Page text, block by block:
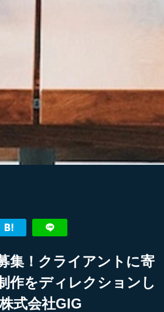
集！クライアントに寄
作をディレクションし
式会社GIG